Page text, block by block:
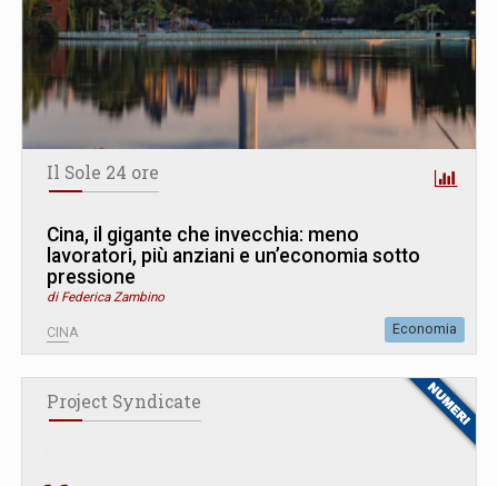
Il Sole 24 ore
Cina, il gigante che invecchia: meno
lavoratori, più anziani e un’economia sotto
pressione
di Federica Zambino
CINA Economia
Project Syndicate